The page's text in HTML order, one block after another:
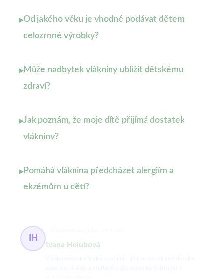
▸Od jakého věku je vhodné podávat dětem
celozrnné výrobky?
▸Může nadbytek vlákniny ublížit dětskému
zdraví?
▸Jak poznám, že moje dítě přijímá dostatek
vlákniny?
▸Pomáhá vláknina předcházet alergiím a
ekzémům u dětí?
IH
Ivana Holubová